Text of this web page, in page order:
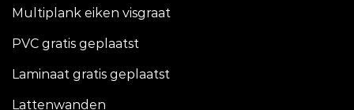
Multiplank eiken visgraat
PVC gratis geplaatst
Laminaat gratis geplaatst
Lattenwanden